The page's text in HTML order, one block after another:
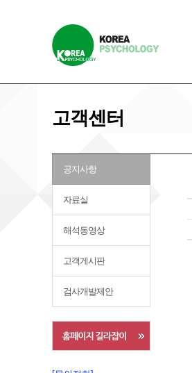
고객센터
공지사항
자료실
해석동영상
고객게시판
검사개발제안